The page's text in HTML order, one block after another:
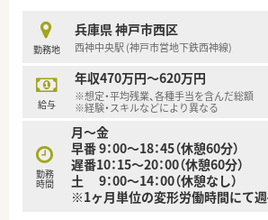
＼ 入社後の教育制度について ／
■正社員・パート含め、薬剤師会主催の
勉強会（医師・薬学部教授の講演など）に
■薬剤師・看護師に参加いただき、
在宅業務をテーマとした勉強会を開催し
症例検討など、実戦で役立つ知識を共有
■フォローアップ研修
若手薬剤師を対象に、定期的な座学での
若手社員同士の交流の場にもなり、情報
店舗においては、OJTにて研修・フォ
勤務地
兵庫県 神戸市西区
西神中央駅 (神戸市営地下鉄西神線)
給与
年収470万円～620万円
※想定・平均残業、各種手当を含んだ総額
※経験・スキルなどにより異なる
勤務
時間
月～金
早番 9：00～18：45（休憩60分）
遅番10：15～20：00（休憩60分）
土 9：00～14：00（休憩なし）
※1ヶ月単位の変形労働時間にて